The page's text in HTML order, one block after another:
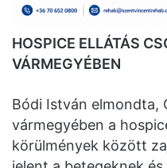
HOSPICE ELLÁTÁS
VÁRMEGYÉBEN
Bódi István elmondta,
vármegyében a
körülmények között